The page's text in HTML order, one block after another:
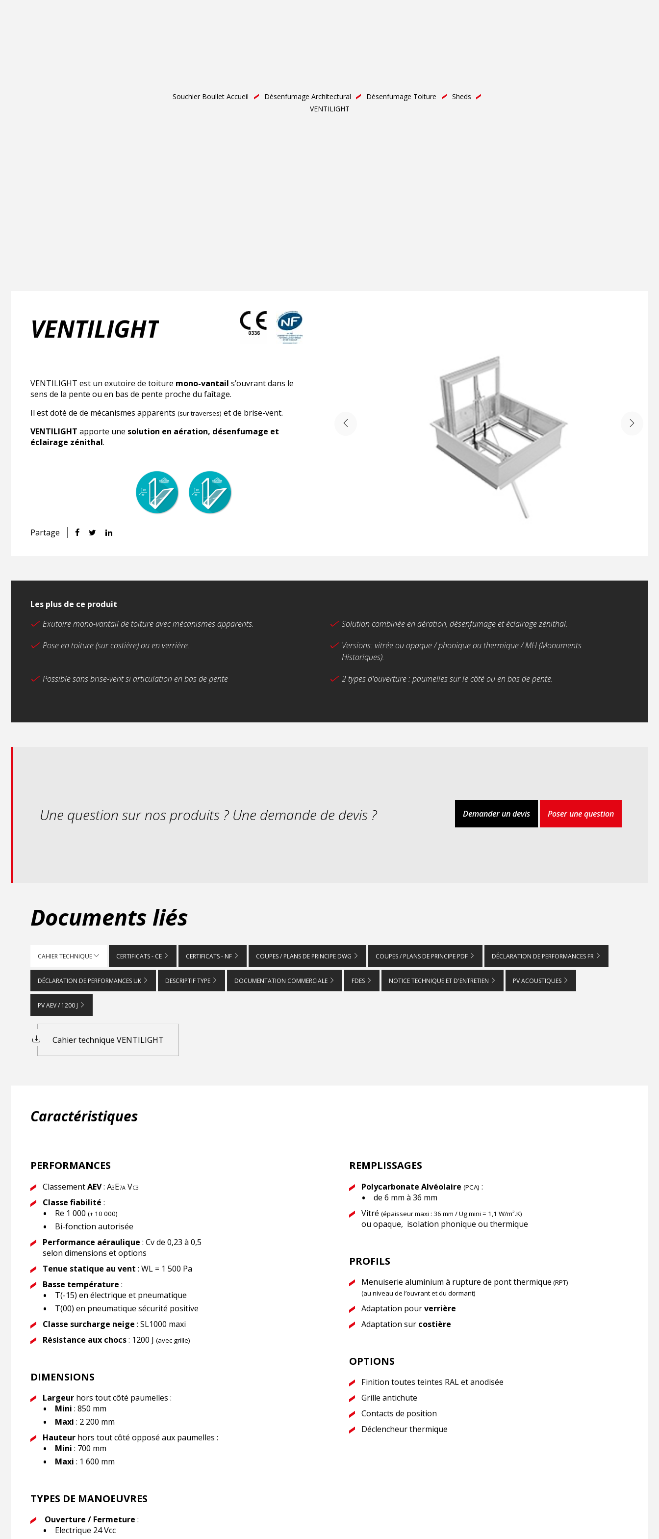
Souchier Boullet Accueil Désenfumage Architectural Désenfumage Toiture
Sheds
VENTILIGHT
VENTILIGHT
VENTILIGHT est un exutoire de toiture mono-vantail s’ouvrant dans le
sens de la pente ou en bas de pente proche du faîtage.
Il est doté de de mécanismes apparents(sur traverses) et de brise-vent.
VENTILIGHT apporte une solution en aération, désenfumage et
éclairage zénithal.
Partage
Les plus de ce produit
Exutoire mono-vantail de toiture avec mécanismes apparents.
Solution combinée en aération, désenfumage et éclairage zénithal.
Pose en toiture (sur costière) ou en verrière.
Versions: vitrée ou opaque / phonique ou thermique / MH (Monuments
Historiques).
Possible sans brise-vent si articulation en bas de pente
2 types d'ouverture : paumelles sur le côté ou en bas de pente.
Une question sur nos produits ? Une demande de devis ? Demander un devis Poser une question
Documents liés
CAHIER TECHNIQUE CERTIFICATS - CE CERTIFICATS - NF COUPES / PLANS DE PRINCIPE DWG COUPES / PLANS DE PRINCIPE PDF DÉCLARATION DE PERFORMANCES FR
DÉCLARATION DE PERFORMANCES UK DESCRIPTIF TYPE DOCUMENTATION COMMERCIALE FDES NOTICE TECHNIQUE ET D'ENTRETIEN PV ACOUSTIQUES
PV AEV / 1200 J
Cahier technique VENTILIGHT
Caractéristiques
PERFORMANCES
ClassementAEV: A3E7A VC3
Classe fiabilité :
Re 1 000(+ 10 000)
Bi-fonction autorisée
Performance aéraulique : Cv de 0,23 à 0,5
selon dimensions et options
Tenue statique au vent : WL = 1 500 Pa
Basse température :
T(-15) en électrique et pneumatique
T(00) en pneumatique sécurité positive
Classe surcharge neige: SL1000 maxi
Résistance aux chocs: 1200 J(avec grille)
DIMENSIONS
Largeur hors tout côté paumelles :
Mini : 850 mm
Maxi : 2 200 mm
Hauteur hors tout côté opposé aux paumelles :
Mini : 700 mm
Maxi : 1 600 mm
TYPES DE MANOEUVRES
Ouverture / Fermeture :
Electrique 24 Vcc
REMPLISSAGES
Polycarbonate Alvéolaire (PCA) :
de 6 mm à 36 mm
Vitré(épaisseur maxi : 36 mm / Ug mini = 1,1 W/m².K)
ou opaque, isolation phonique ou thermique
PROFILS
Menuiserie aluminium à rupture de pont thermique (RPT)
(au niveau de l’ouvrant et du dormant)
Adaptation pourverrière
Adaptation sur costière
OPTIONS
Finition toutes teintes RAL et anodisée
Grille antichute
Contacts de position
Déclencheur thermique